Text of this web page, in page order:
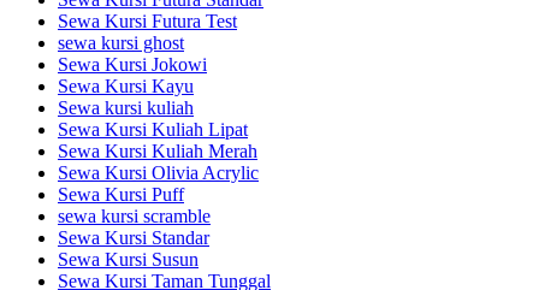
Sewa Kursi Futura Test
sewa kursi ghost
Sewa Kursi Jokowi
Sewa Kursi Kayu
Sewa kursi kuliah
Sewa Kursi Kuliah Lipat
Sewa Kursi Kuliah Merah
Sewa Kursi Olivia Acrylic
Sewa Kursi Puff
sewa kursi scramble
Sewa Kursi Standar
Sewa Kursi Susun
Sewa Kursi Taman Tunggal